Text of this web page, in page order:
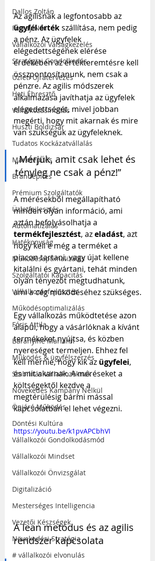
Dallos Zoltán
Forray Niki
Vállalkozói Válságkezelés
Stratégiai Gondolkodás
Üzleti Újratervezés
Heti Ébresztő
Vállalkozásindítás
Huszti Boldizsár
Tudatos Kockázatvállalás
Márkaépítés
Brandépítés
Prémium Szolgáltatók
Üzletfejlesztés
Automatizálás
Hatékonyság
Működésoptimalizálás
Szolgáltatói Kapacitás
Vállalkozásfejlesztés
Működésoptimalizálás
Fóris Attila
Baranyiné Mariann
Működés & ügyfélszerzés
Stabilitás Vállalkozóknak
Növekedés Kampány Nélkül
Önjáró Működés
Döntési Kultúra
Vállalkozói Gondolkodásmód
Vállalkozói Mindset
Vállalkozói Önvizsgálat
Digitalizáció
Mesterséges Intelligencia
Vezetői Készségek
Növekedési Stratégia
# vállalkozói elvonulás
Az agilisnak a legfontosabb az
ügyfél érték szállítása, nem pedig
a pénz. Az ügyfelek
elégedettségének elérése
érdekében az értékteremtésre kell
összpontosítanunk, nem csak a
pénzre. Az agilis módszerek
alkalmazása javíthatja az ügyfelek
elégedettségét, mivel jobban
megérti, hogy mit akarnak és mire
van szükségük az ügyfeleknek.
„Mérjük, amit csak lehet és
tényleg ne csak a pénz!”
A mérésekből megállapítható
minden olyan információ, ami
aztán befolyásolhatja a
termékfejlesztést, az eladást, azt
hogy kell e még a terméket a
piacon tartani, vagy újat kellene
kitalálni és gyártani, tehát minden
olyan tényezőt megtudhatunk,
ami a cég működéséhez szükséges.
Egy vállalkozás működtetése azon
alapul, hogy a vásárlóknak a kívánt
termékeket nyújtsa, és közben
nyereséget termeljen. Ehhez fel
kell mérnie, hogy kik az ügyfelei,
és mit akarnak. A méréseket a
költségektől kezdve a
megtérülésig bármi mással
kapcsolatban el lehet végezni.
https://youtu.be/k1pvAPCbhVI
A lean metódus és az agilis
rendszer kapcsolata